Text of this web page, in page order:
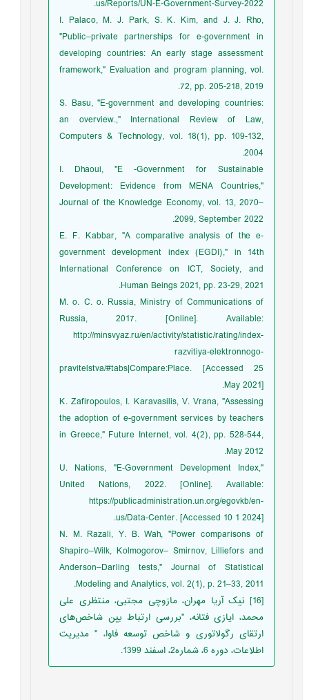
us/Reports/UN-E-Government-Survey-2022.
I. Palaco, M. J. Park, S. K. Kim, and J. J. Rho,
"Public–private partnerships for e-government in
developing countries: An early stage assessment
framework," Evaluation and program planning, vol.
72, pp. 205-218, 2019.
S. Basu, "E‐government and developing countries:
an overview.," International Review of Law,
Computers & Technology, vol. 18(1), pp. 109-132,
2004.
I. Dhaoui, "E -Government for Sustainable
Development: Evidence from MENA Countries,"
Journal of the Knowledge Economy, vol. 13, 2070–
2099, September 2022.
E. F. Kabbar, "A comparative analysis of the e-
government development index (EGDI)," in 14th
International Conference on ICT, Society, and
Human Beings 2021, pp. 23-29, 2021.
M. o. C. o. Russia, Ministry of Communications of
Russia, 2017. [Online]. Available:
http://minsvyaz.ru/en/activity/statistic/rating/index-
razvitiya-elektronnogo-
pravitelstva/#tabs|Compare:Place. [Accessed 25
May 2021].
K. Zafiropoulos, I. Karavasilis, V. Vrana, "Assessing
the adoption of e-government services by teachers
in Greece," Future Internet, vol. 4(2), pp. 528-544,
May 2012.
U. Nations, "E-Government Development Index,"
United Nations, 2022. [Online]. Available:
https://publicadministration.un.org/egovkb/en-
us/Data-Center. [Accessed 10 1 2024].
N. M. Razali, Y. B. Wah, "Power comparisons of
Shapiro–Wilk, Kolmogorov– Smirnov, Lilliefors and
Anderson–Darling tests," Journal of Statistical
Modeling and Analytics, vol. 2(1), p. 21–33, 2011.
[16] نیک آریا مهران، مازوچی مجتبی، منتظری علی
محمد، ایازی فتانه، "بررسی ارتباط بین شاخص‌های
ارتقای رگولاتوری و شاخص توسعه فاوا، " مديريت
اطلاعات، دوره 6، شماره2، اسفند 1399.